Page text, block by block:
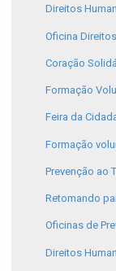
Direitos
Oficina
Coração
Formação
Feira da
Formação
Prevenção ao
Retomando
Oficinas de
Direitos